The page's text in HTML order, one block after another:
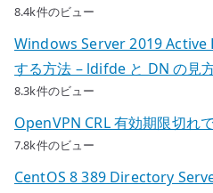
8.4k件のビュー
Windows Server 2019 Active
する方法 – ldifde と DN の見
8.3k件のビュー
OpenVPN CRL 有効期限切れ
7.8k件のビュー
CentOS 8 389 Directory